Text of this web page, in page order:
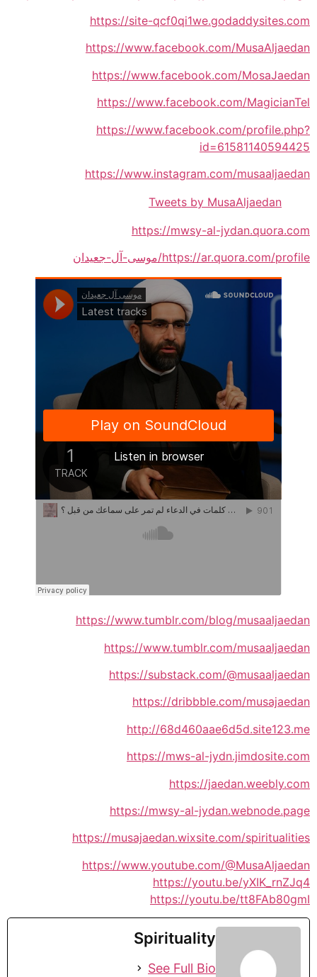
https://site-qcf0qi1we.godaddysites.com
https://www.facebook.com/MusaAljaedan
https://www.facebook.com/MosaJaedan
https://www.facebook.com/MagicianTel
https://www.facebook.com/profile.php?
id=61581140594425
https://www.instagram.com/musaaljaedan
Tweets by MusaAljaedan
https://mwsy-al-jydan.quora.com
https://ar.quora.com/profile/موسى-آل-جعيدان
https://www.tumblr.com/blog/musaaljaedan
https://www.tumblr.com/musaaljaedan
https://substack.com/@musaaljaedan
https://dribbble.com/musajaedan
http://68d460aae6d5d.site123.me
https://mws-al-jydn.jimdosite.com
https://jaedan.weebly.com
https://mwsy-al-jydan.webnode.page
https://musajaedan.wixsite.com/spiritualities
https://www.youtube.com/@MusaAljaedan
https://youtu.be/yXIK_rnZJq4
https://youtu.be/tt8FAb80gmI
Spirituality
See Full Bio